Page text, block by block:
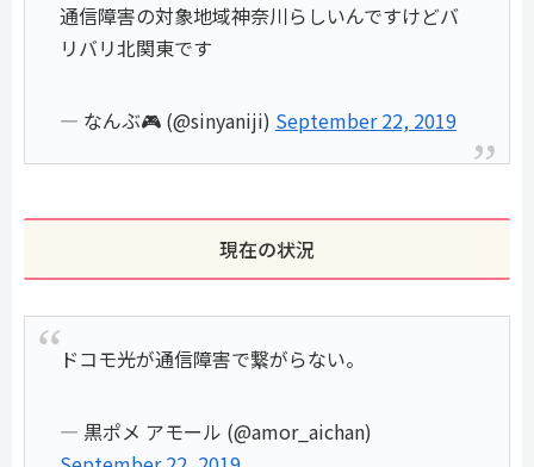
通信障害の対象地域神奈川らしいんですけどバ
リバリ北関東です
— なんぶ🎮 (@sinyaniji) September 22, 2019
現在の状況
ドコモ光が通信障害で繋がらない。
— 黒ポメ アモール (@amor_aichan)